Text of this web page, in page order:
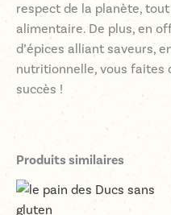
respect de la planète,
alimentaire. De plus, en
d’épices alliant saveurs,
nutritionnelle, vous faites
succès !
Produits similaires